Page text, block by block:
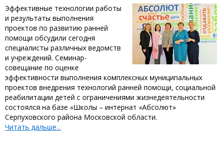
Эффективные технологии работы
и результаты выполнения
проектов по развитию ранней
помощи обсудили сегодня
специалисты различных ведомств
и учреждений. Семинар-
совещание по оценке
эффективности выполнения комплексных муниципальных
проектов внедрения технологий ранней помощи, социальной
реабилитации детей с ограничениями жизнедеятельности
состоялся на базе «Школы – интернат «Абсолют»
Серпуховского района Московской области.
Читать дальше...